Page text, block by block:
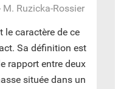
Ruzicka-Rossier
le caractère de ce
Sa définition est
rapport entre deux
située dans un